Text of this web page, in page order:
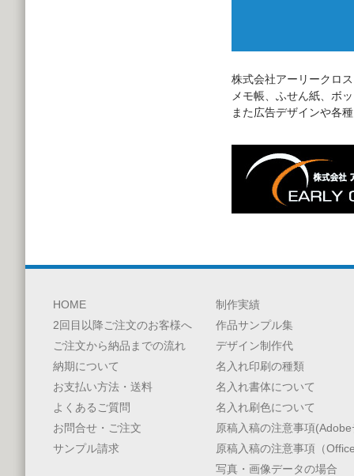
株式会社アーリークロ
メモ帳、ふせん紙、ボ
また広告デザインや各
HOME
2回目以降ご注文のお客様へ
ご注文から納品までの流れ
納期について
お支払い方法・送料
よくあるご質問
お問合せ・ご注文
サンプル請求
制作実績
作品サンプル集
デザイン制作代
名入れ印刷の種類
名入れ書体について
名入れ刷色について
原稿入稿の注意事項
原稿入稿の注意事項（
写真・画像データの場合